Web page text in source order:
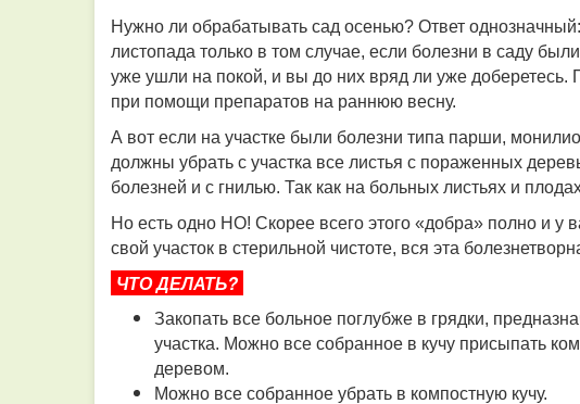
Нужно ли обрабатывать сад осенью? Ответ
листопада только в том случае, если болезни в саду
уже ушли на покой, и вы до них вряд ли уже доберетесь.
при помощи препаратов на раннюю весну.
А вот если на участке были болезни типа парши,
должны убрать с участка все листья с пораженных
болезней и с гнилью. Так как на больных листьях и
Но есть одно НО! Скорее всего этого «добра» полно и
свой участок в стерильной чистоте, вся эта
ЧТО ДЕЛАТЬ?
Закопать все больное поглубже в грядки,
участка. Можно все собранное в кучу присыпать
деревом.
Можно все собранное убрать в компостную кучу.